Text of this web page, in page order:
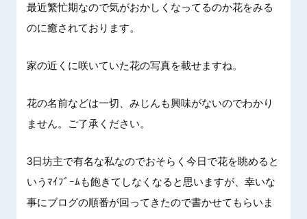
最近繁忙期なので気がおかしくなってるのか花をみる
のに癒されております。
家の近くに咲いていた花の写真を載せますね。
花の名前などは一切、みじんも興味がないのでわかり
ません。ご了承ください。
3日坊主で有名な私なのでおそらく今日で花を眺めると
いうﾏｲﾌﾞｰﾑも飽きてしなくなると思いますが、幸いな
事にブログの順番が回ってきたので書かせてもらいま